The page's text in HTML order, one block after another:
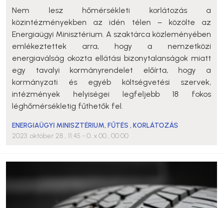
Nem lesz hőmérsékleti korlátozás a
közintézményekben az idén télen – közölte az
Energiaügyi Minisztérium. A szaktárca közleményében
emlékeztettek arra, hogy a nemzetközi
energiaválság okozta ellátási bizonytalanságok miatt
egy tavalyi kormányrendelet előírta, hogy a
kormányzati és egyéb költségvetési szervek,
intézmények helyiségei legfeljebb 18 fokos
léghőmérsékletig fűthetők fel.
ENERGIAÜGYI MINISZTÉRIUM,FŰTÉS ,KORLÁTOZÁS
2023. október 28., 11:45 - 0. x 00., 00:00